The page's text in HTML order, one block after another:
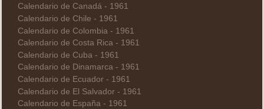
Calendario de Canadá - 1961
Calendario de Chile - 1961
Calendario de Colombia - 1961
Calendario de Costa Rica - 1961
Calendario de Cuba - 1961
Calendario de Dinamarca - 1961
Calendario de Ecuador - 1961
Calendario de El Salvador - 1961
Calendario de España - 1961